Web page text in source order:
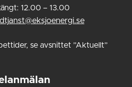
12.00 – 13.00
se avsnittet ”Aktuellt”